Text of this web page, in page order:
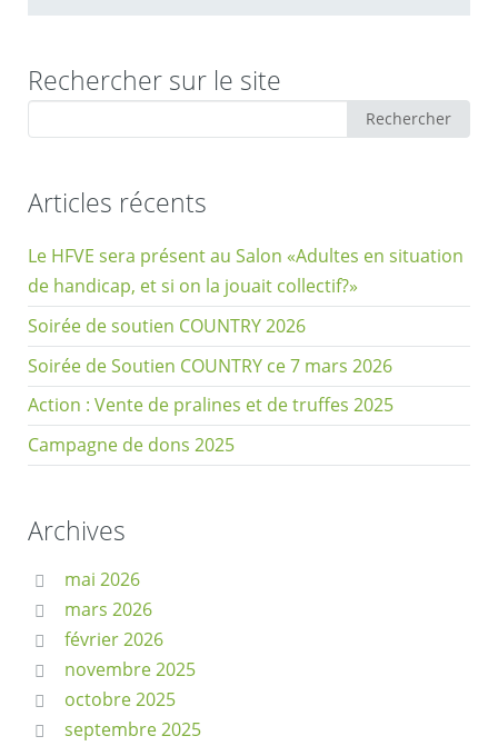
Rechercher sur le site
:
Rechercher
Articles récents
Le HFVE sera présent au Salon «Adultes en situation
de handicap, et si on la jouait collectif?»
Soirée de soutien COUNTRY 2026
Soirée de Soutien COUNTRY ce 7 mars 2026
Action : Vente de pralines et de truffes 2025
Campagne de dons 2025
Archives
mai 2026
mars 2026
février 2026
novembre 2025
octobre 2025
septembre 2025